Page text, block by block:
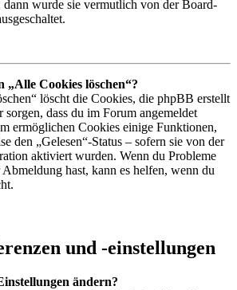
dann wurde sie vermutlich von der Board-
Cookies löschen“?
löscht die Cookies, die phpBB erstellt
sorgen, dass du im Forum angemeldet
ermöglichen Cookies einige Funktionen,
den „Gelesen“-Status – sofern sie von der
aktiviert wurden. Wenn du Probleme
hast, kann es helfen, wenn du
und -einstellungen
ändern?